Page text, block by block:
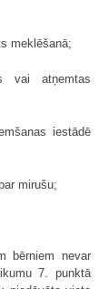
meklēšanā;
vai atņemtas
iestādē
mirušu;
bērniem nevar
7. punktā